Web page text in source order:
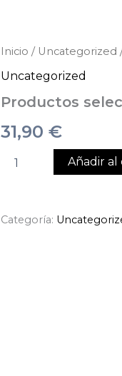
Inicio / Uncategorized
Uncategorized
Productos
31,90 €
Productos
cantidad
Añadir al
Categoría: